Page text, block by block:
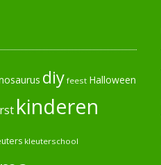
diy feest Halloween
kinderen
kleuterschool